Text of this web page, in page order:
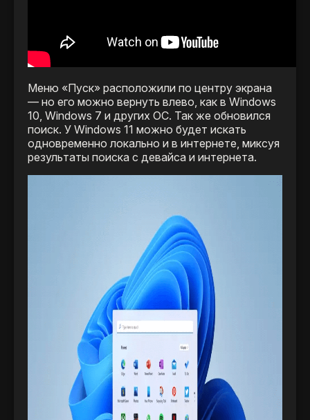
Меню «Пуск» расположили по центру экрана
— но его можно вернуть влево, как в Windows
10, Windows 7 и других ОС. Так же обновился
поиск. У Windows 11 можно будет искать
одновременно локально и в интернете, миксуя
результаты поиска с девайса и интернета.